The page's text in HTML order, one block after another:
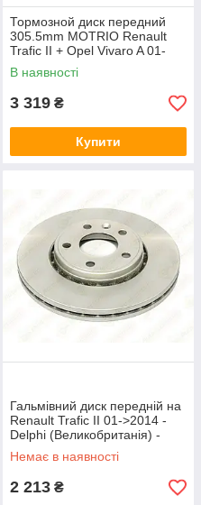
Тормозной диск передний
305.5mm MOTRIO Renault
Trafic II + Opel Vivaro A 01-
>14
В наявності
3 319 ₴
Купити
Гальмівний диск передній на
Renault Trafic II 01->2014 -
Delphi (Великобританія) -
BG3768C
Немає в наявності
2 213 ₴